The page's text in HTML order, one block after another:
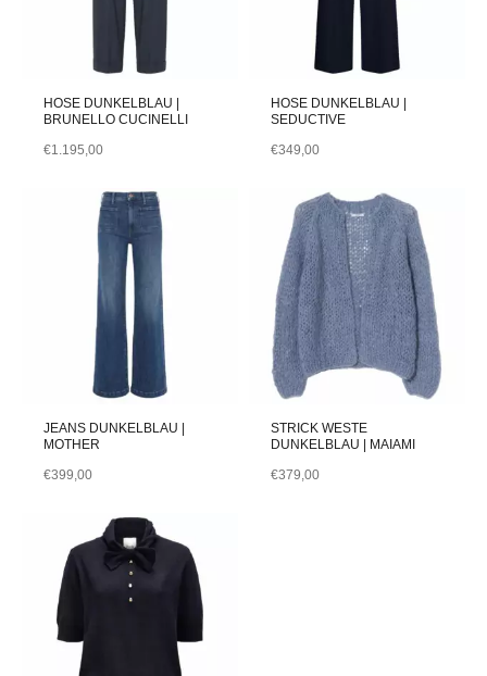
HOSE DUNKELBLAU |
BRUNELLO CUCINELLI
€1.195,00
HOSE DUNKELBLAU |
SEDUCTIVE
€349,00
JEANS DUNKELBLAU |
MOTHER
€399,00
STRICK WESTE
DUNKELBLAU | MAIAMI
€379,00